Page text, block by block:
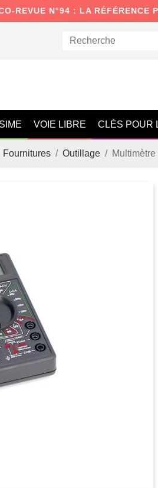
REVUE N°94 : LA RÉFÉRENCE
VOIE LIBRE CLÉS POUR
Fournitures Outillage Multimètre